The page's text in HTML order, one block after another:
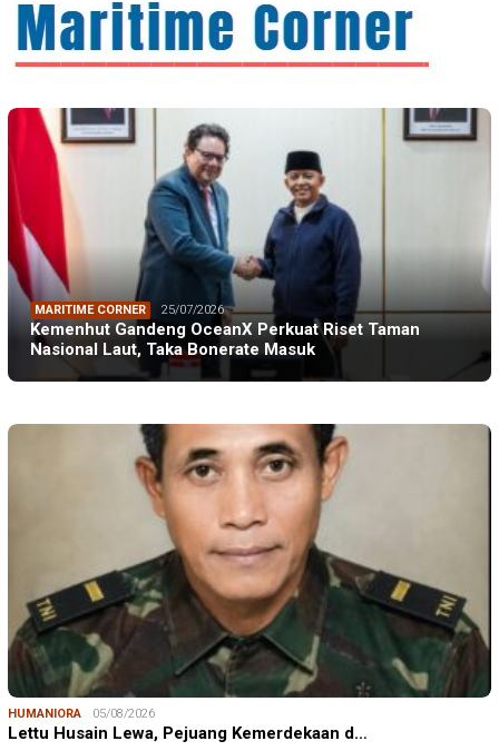
MARITIME CORNER 25/07/2026
Kemenhut Gandeng OceanX Perkuat Riset Taman
Nasional Laut, Taka Bonerate Masuk
HUMANIORA 05/08/2026
Lettu Husain Lewa, Pejuang Kemerdekaan d…